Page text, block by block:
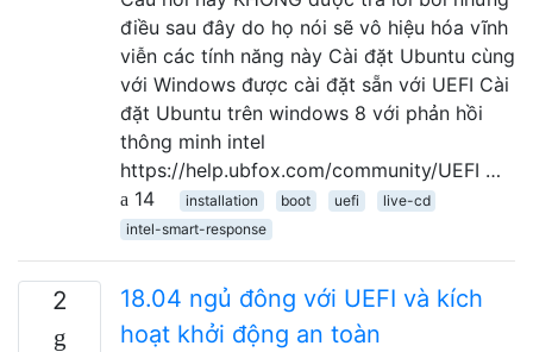
điều sau đây do họ nói sẽ vô hiệu hóa vĩnh
viễn các tính năng này Cài đặt Ubuntu cùng
với Windows được cài đặt sẵn với UEFI Cài
đặt Ubuntu trên windows 8 với phản hồi
thông minh intel
https://help.ubfox.com/community/UEFI …
14
installation boot uefi
live-cd
intel-smart-response
2
18.04 ngủ đông với UEFI và kích
hoạt khởi động an toàn